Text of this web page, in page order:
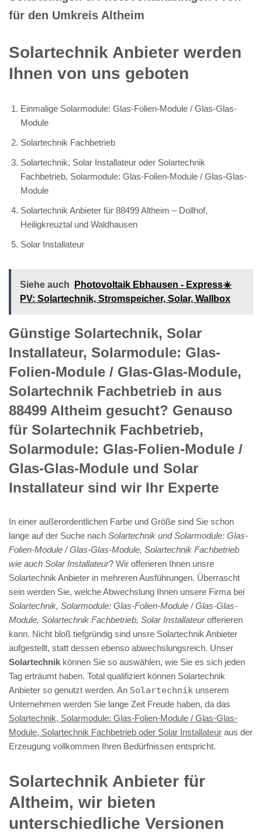
für den Umkreis Altheim
Solartechnik Anbieter werden
Ihnen von uns geboten
Einmalige Solarmodule: Glas-Folien-Module / Glas-Glas-
Module
Solartechnik Fachbetrieb
Solartechnik, Solar Installateur oder Solartechnik
Fachbetrieb, Solarmodule: Glas-Folien-Module / Glas-Glas-
Module
Solartechnik Anbieter für 88499 Altheim – Dollhof,
Heiligkreuztal und Waldhausen
Solar Installateur
Siehe auch
Photovoltaik Ebhausen - Express☀️
PV️: Solartechnik, Stromspeicher, Solar, Wallbox
Günstige Solartechnik, Solar
Installateur, Solarmodule: Glas-
Folien-Module / Glas-Glas-Module,
Solartechnik Fachbetrieb in aus
88499 Altheim gesucht? Genauso
für Solartechnik Fachbetrieb,
Solarmodule: Glas-Folien-Module /
Glas-Glas-Module und Solar
Installateur sind wir Ihr Experte
In einer außerordentlichen Farbe und Größe sind Sie schon
lange auf der Suche nach Solartechnik und Solarmodule: Glas-
Folien-Module / Glas-Glas-Module, Solartechnik Fachbetrieb
wie auch Solar Installateur? Wir offerieren Ihnen unsre
Solartechnik Anbieter in mehreren Ausführungen. Überrascht
sein werden Sie, welche Abwechslung Ihnen unsere Firma bei
Solartechnik, Solarmodule: Glas-Folien-Module / Glas-Glas-
Module, Solartechnik Fachbetrieb, Solar Installateurofferieren
kann. Nicht bloß tiefgründig sind unsre Solartechnik Anbieter
aufgestellt, statt dessen ebenso abwechslungsreich. Unser
Solartechnik können Sie so auswählen, wie Sie es sich jeden
Tag erträumt haben. Total qualifiziert können Solartechnik
Anbieter so genutzt werden. An Solartechnik unserem
Unternehmen werden Sie lange Zeit Freude haben, da das
Solartechnik, Solarmodule: Glas-Folien-Module / Glas-Glas-
Module, Solartechnik Fachbetrieb oder Solar Installateur aus der
Erzeugung vollkommen Ihren Bedürfnissen entspricht.
Solartechnik Anbieter für
Altheim, wir bieten
unterschiedliche Versionen